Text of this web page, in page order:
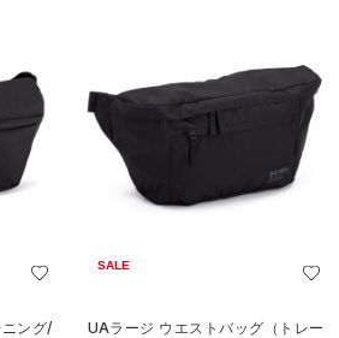
ング/
SALE
UAラージ ウエストバッグ（トレー